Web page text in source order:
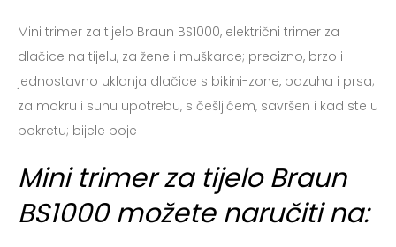
Mini trimer za tijelo Braun BS1000, električni trimer za
dlačice na tijelu, za žene i muškarce; precizno, brzo i
jednostavno uklanja dlačice s bikini-zone, pazuha i prsa;
za mokru i suhu upotrebu, s češljićem, savršen i kad ste u
pokretu; bijele boje
Mini trimer za tijelo Braun
BS1000 možete naručiti na: